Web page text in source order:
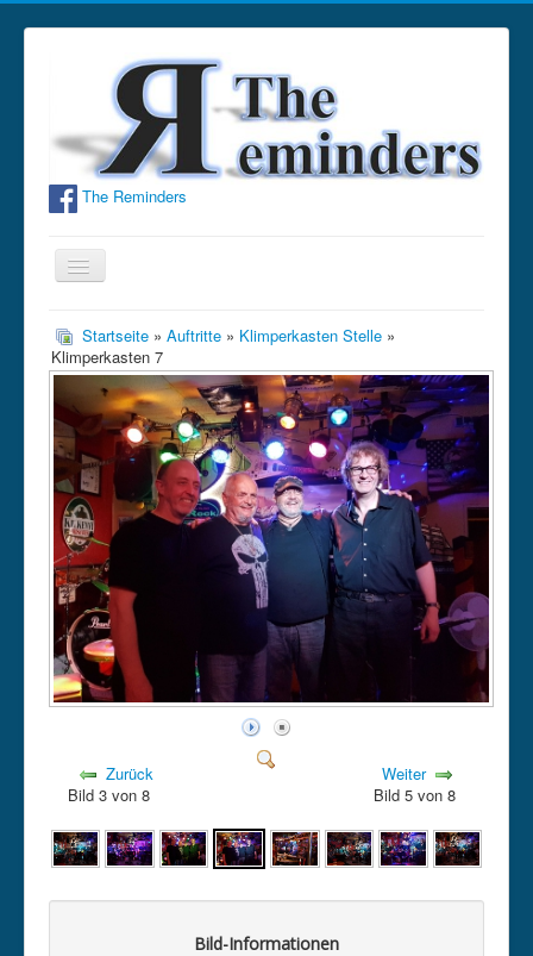
The Reminders
Navigation
an/aus
Home
Bandinfo
Fotos
Hörproben
Termine
Gästebuch
Kontakt
Datenschutz
Impressum
intern
Startseite » Auftritte » Klimperkasten Stelle »
Klimperkasten 7
Zurück
Bild 3 von 8
Weiter
Bild 5 von 8
Bild-Informationen